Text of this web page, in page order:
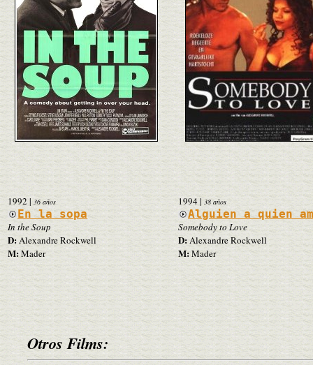
1992 | 36 años
En la sopa
In the Soup
D:Alexandre Rockwell
M:Mader
1994| 38 años
Alguien a quien
Somebody to Love
D:Alexandre Rockwell
M:Mader
Otros Films: